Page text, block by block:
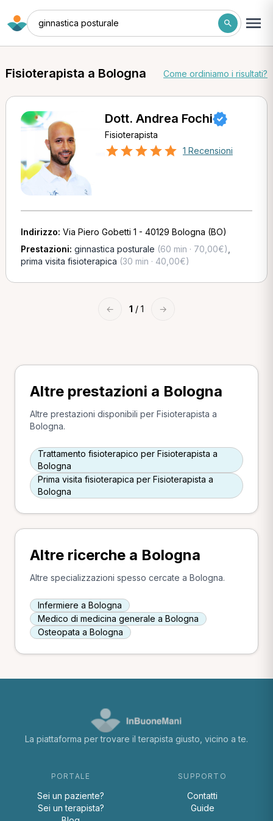
ginnastica posturale
Fisioterapista a Bologna Come ordiniamo i risultati?
Dott. Andrea Fochi
Fisioterapista
1 Recensioni
Indirizzo: Via Piero Gobetti 1 - 40129 Bologna (BO)
Prestazioni: ginnastica posturale (60 min · 70,00€)
prima visita fisioterapica (30 min · 40,00€)
← 1 / 1 →
Altre prestazioni a Bologna
Altre prestazioni disponibili per Fisioterapista a
Bologna.
Trattamento fisioterapico per Fisioterapista a
Bologna
Prima visita fisioterapica per Fisioterapista a
Bologna
Altre ricerche a Bologna
Altre specializzazioni spesso cercate a Bologna.
Infermiere a Bologna
Medico di medicina generale a Bologna
Osteopata a Bologna
La piattaforma per trovare il terapista giusto, vicino a te.
PORTALE
Sei un paziente?
Sei un terapista?
SUPPORTO
Contatti
Guide